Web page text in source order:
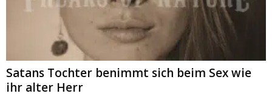
Satans Tochter benimmt sich beim Sex wie
ihr alter Herr